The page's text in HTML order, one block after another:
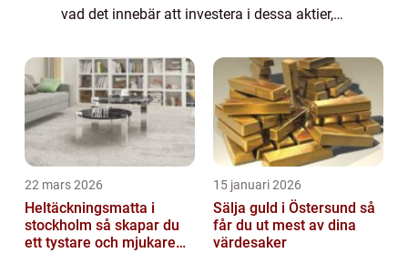
vad det innebär att investera i dessa aktier,
även diskutera historiska för- och ...
22 mars 2026
Heltäckningsmatta i
stockholm så skapar du
ett tystare och mjukare
15 januari 2026
Sälja guld i Östersund så
får du ut mest av dina
värdesaker